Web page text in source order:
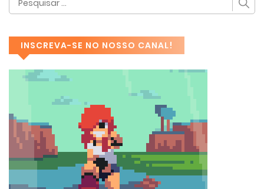
INSCREVA-SE NO NOSSO CANAL!